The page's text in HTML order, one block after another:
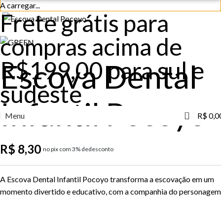
A carregar...
Frete grátis para
compras acima de
R$199,00 para sul e
sudeste
Menu 0 R$
Escova Dental
Infantil Pocoyo
R$ 8,30 no pix com 3% dedesconto
A Escova Dental Infantil Pocoyo transforma a escovação em um
momento divertido e educativo, com a companhia do personagem